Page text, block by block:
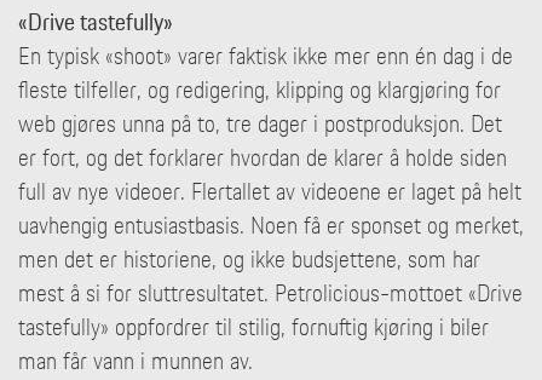
«Drive tastefully»
En typisk «shoot» varer faktisk ikke mer enn én dag i de
fleste tilfeller, og redigering, klipping og klargjøring for
web gjøres unna på to, tre dager i postproduksjon. Det
er fort, og det forklarer hvordan de klarer å holde siden
full av nye videoer. Flertallet av videoene er laget på helt
uavhengig entusiastbasis. Noen få er sponset og merket,
men det er historiene, og ikke budsjettene, som har
mest å si for sluttresultatet. Petrolicious-mottoet «Drive
tastefully» oppfordrer til stilig, fornuftig kjøring i biler
man får vann i munnen av.